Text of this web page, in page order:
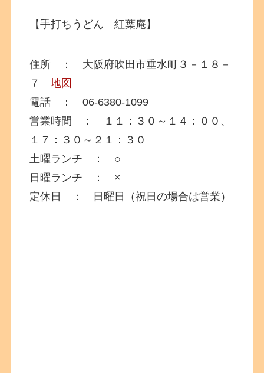
【手打ちうどん 紅葉庵】
住所 ： 大阪府吹田市垂水町３－１８－
７地図
電話 ： 06-6380-1099
営業時間 ： １１：３０～１４：００、
１７：３０～２１：３０
土曜ランチ ： ○
日曜ランチ ： ×
定休日 ： 日曜日（祝日の場合は営業）